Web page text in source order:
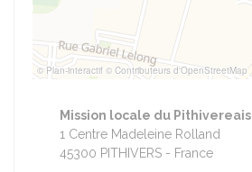
© Plan-interactif © Contributeurs d'OpenStreetMap
Mission locale du Pithivereais
1 Centre Madeleine Rolland
45300 PITHIVERS - France